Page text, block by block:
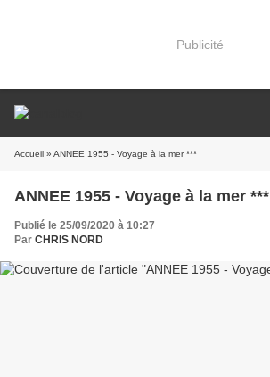
Publicité
Accueil » ANNEE 1955 - Voyage à la mer ***
ANNEE 1955 - Voyage à la mer ***
Publié le 25/09/2020 à 10:27
Par CHRIS NORD